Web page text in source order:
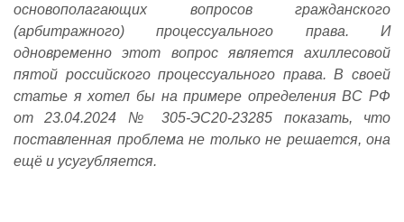
основополагающих вопросов гражданского
(арбитражного) процессуального права. И
одновременно этот вопрос является ахиллесовой
пятой российского процессуального права. В своей
статье я хотел бы на примере определения ВС РФ
от 23.04.2024 № 305-ЭС20-23285 показать, что
поставленная проблема не только не решается, она
ещё и усугубляется.